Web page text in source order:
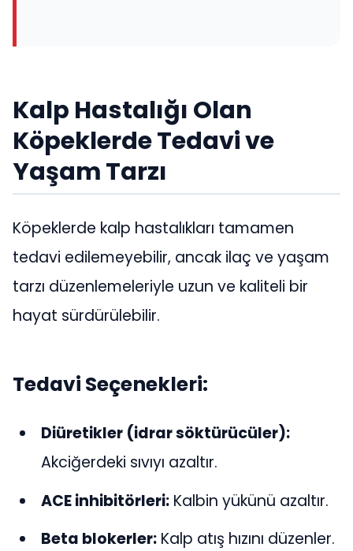
Kalp Hastalığı Olan
Köpeklerde Tedavi ve
Yaşam Tarzı
Köpeklerde kalp hastalıkları tamamen
tedavi edilemeyebilir, ancak ilaç ve yaşam
tarzı düzenlemeleriyle uzun ve kaliteli bir
hayat sürdürülebilir.
Tedavi Seçenekleri:
Diüretikler (idrar söktürücüler):
Akciğerdeki sıvıyı azaltır.
ACE inhibitörleri: Kalbin yükünü azaltır.
Beta blokerler: Kalp atış hızını düzenler.